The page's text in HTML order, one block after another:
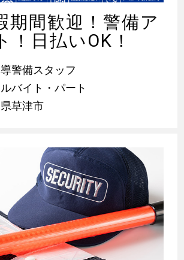
期間歓迎！警備ア
！日払いOK！
警備スタッフ
バイト・パート
草津市